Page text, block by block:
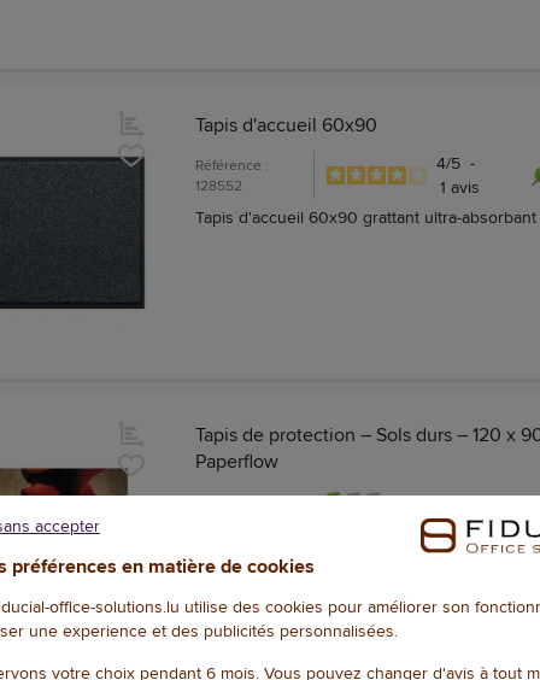
Tapis d'accueil 60x90
Référence :
128552
4/5 -
1 avis
Tapis d'accueil 60x90 grattant ultra-absorbant
Tapis de protection – Sols durs – 120 x
Paperflow
Référence : 128993
Tapis de protection 90 x 120 sols durs
préférences en matière de cookies
office-solutions.lu utilise des cookies pour améliorer son
une experience et des publicités personnalisées.
votre choix pendant 6 mois. Vous pouvez changer d'avis à tout
accepter